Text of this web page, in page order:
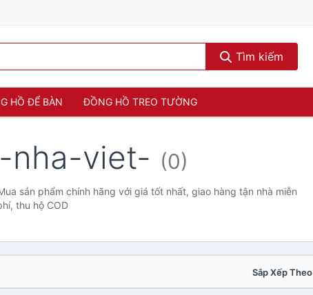
Tìm kiếm
HỒ ĐỂ BÀN ĐỒNG HỒ TREO TƯỜNG
nha-viet- (0)
sản phẩm chính hãng với giá tốt nhất, giao hàng tận nhà miễn
thu hộ COD
Sắp Xếp Theo